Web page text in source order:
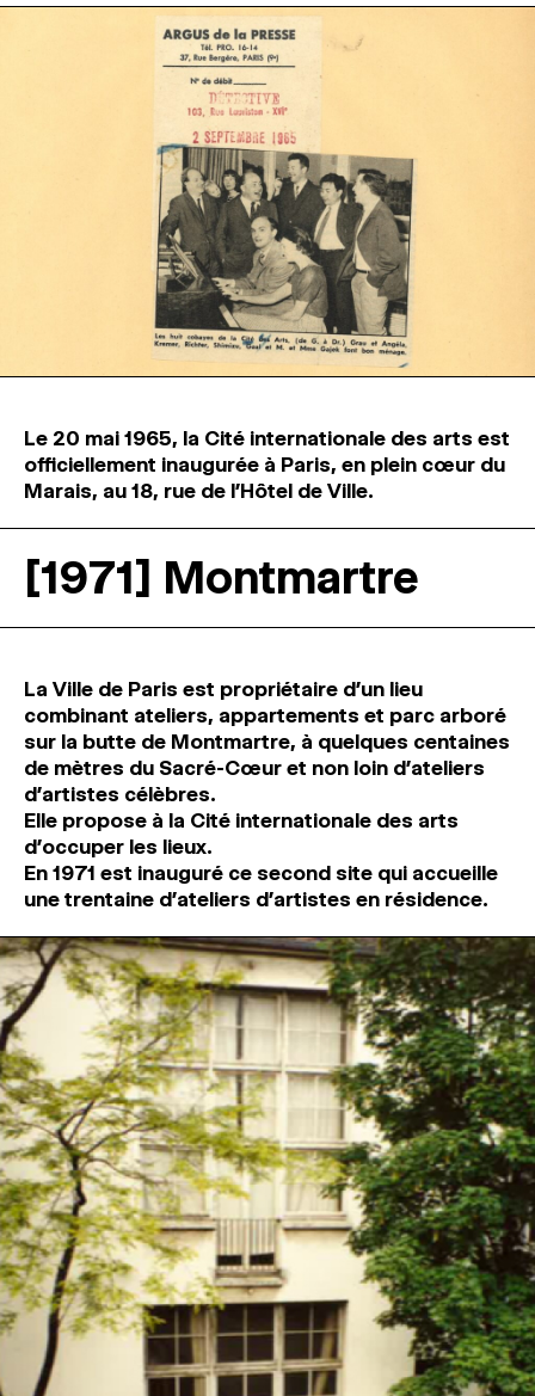
Le 20 mai 1965, la Cité internationale des arts est
officiellement inaugurée à Paris, en plein cœur du
Marais, au 18, rue de l’Hôtel de Ville.
[1971] Montmartre
La Ville de Paris est propriétaire d’un lieu
combinant ateliers, appartements et parc arboré
sur la butte de Montmartre, à quelques centaines
de mètres du Sacré-Cœur et non loin d’ateliers
d’artistes célèbres.
Elle propose à la Cité internationale des arts
d’occuper les lieux.
En 1971 est inauguré ce second site qui accueille
une trentaine d’ateliers d’artistes en résidence.